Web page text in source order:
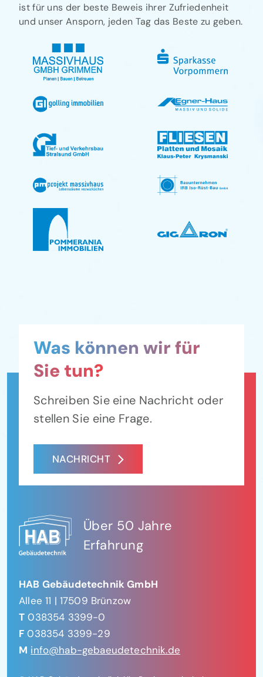
ist für uns der beste Beweis ihrer Zufriedenheit
und unser Ansporn, jeden Tag das Beste zu geben.
Was können wir für
Sie tun?
Schreiben Sie eine Nachricht oder
stellen Sie eine Frage.
NACHRICHT
Über 50 Jahre
Erfahrung
HAB Gebäudetechnik GmbH
Allee 11 | 17509 Brünzow
T 038354 3399-0
F 038354 3399-29
M info@hab-gebaeudetechnik.de